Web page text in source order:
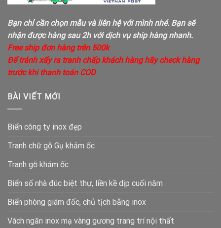
Bạn chỉ cần chọn mẫu và liên hệ với mình nhé. Bạn sẽ
nhận được hàng sau 2h với dịch vụ ship hàng nhanh.
Free ship đơn hàng trên 500k
Để tránh xẩy ra tranh chấp khách hàng hãy check hàng
trước khi thanh toán COD
BÀI VIẾT MỚI
Biển công ty inox đẹp
Tranh chữ gỗ Gụ khảm ốc
Tranh gỗ khảm ốc
Biển số nhà đúc biệt thự, liền kề dịp cuối năm
Biển phòng giám đốc, chủ tịch bằng inox
Vách ngăn inox mạ vàng gương trang trí nội thất